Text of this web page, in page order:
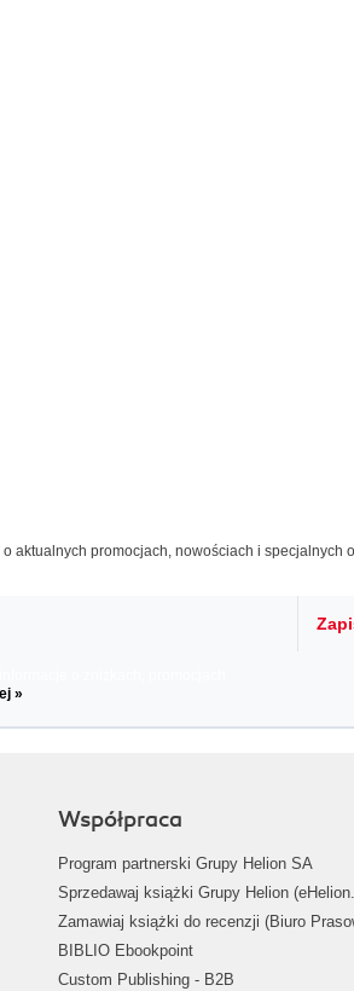
aktualnych promocjach, nowościach i specjalnych
»
Współpraca
Program partnerski Grupy Helion SA
Sprzedawaj książki Grupy Helion
Zamawiaj książki do recenzji (Biuro
BIBLIO Ebookpoint
Custom Publishing - B2B